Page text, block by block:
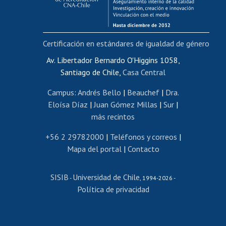
Cursos internos de capacitación
Bienestar del personal
Portal de movilidad interna
Certificado de renta
Certificado de renta honorarios
Editar páginas blancas
Extranjeras/os
Revalidación y reconocimiento de títulos
Postulación al Programa de Movilidad Estudiantil
Cursos de español
Av. Libertador Bernardo O'Higgins 1058,
Santiago de Chile, Casa Central
Campus: Andrés Bello | Beauchef| Dra.
Eloísa Díaz | Juan Gómez Millas | Sur |
más recintos
+56 2 29782000 | Teléfonos y correos |
Mapa del portal| Contacto
SISIB - Universidad de Chile , 1994-2026 -
Política de privacidad
Certificación en estándares de igualdad de género